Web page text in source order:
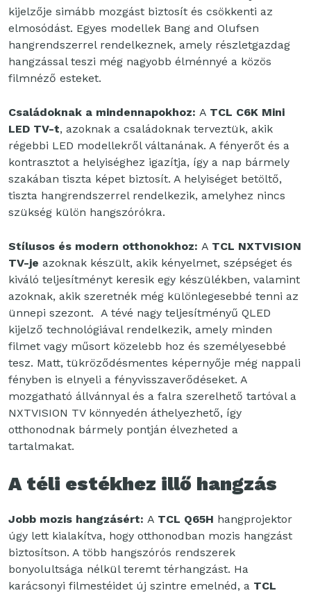
kijelzője simább mozgást biztosít és csökkenti az
elmosódást. Egyes modellek Bang and Olufsen
hangrendszerrel rendelkeznek, amely részletgazdag
hangzással teszi még nagyobb élménnyé a közös
filmnéző esteket.
Családoknak a mindennapokhoz: A TCL C6K Mini
LED TV-t, azoknak a családoknak terveztük, akik
régebbi LED modellekről váltanának. A fényerőt és a
kontrasztot a helyiséghez igazítja, így a nap bármely
szakában tiszta képet biztosít. A helyiséget betöltő,
tiszta hangrendszerrel rendelkezik, amelyhez nincs
szükség külön hangszórókra.
Stílusos és modern otthonokhoz: A TCL NXTVISION
TV-je azoknak készült, akik kényelmet, szépséget és
kiváló teljesítményt keresik egy készülékben, valamint
azoknak, akik szeretnék még különlegesebbé tenni az
ünnepi szezont. A tévé nagy teljesítményű QLED
kijelző technológiával rendelkezik, amely minden
filmet vagy műsort közelebb hoz és személyesebbé
tesz. Matt, tükröződésmentes képernyője még nappali
fényben is elnyeli a fényvisszaverődéseket. A
mozgatható állvánnyal és a falra szerelhető tartóval a
NXTVISION TV könnyedén áthelyezhető, így
otthonodnak bármely pontján élvezheted a
tartalmakat.
A téli estékhez illő hangzás
Jobb mozis hangzásért: A TCL Q65H hangprojektor
úgy lett kialakítva, hogy otthonodban mozis hangzást
biztosítson. A több hangszórós rendszerek
bonyolultsága nélkül teremt térhangzást. Ha
karácsonyi filmestéidet új szintre emelnéd, a TCL